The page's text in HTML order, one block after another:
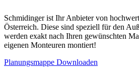
Schmidinger ist Ihr Anbieter von
Österreich. Diese sind speziell für den
werden exakt nach Ihren gewünschten
eigenen Monteuren montiert!
Planungsmappe Downloaden